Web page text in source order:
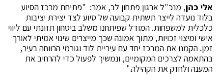
אלי כהן, מנכ"ל ארגון פתחון לב, אמר: "פתיחת מרכז הסיוע
בלוד נועדה לייצר תשתית קבועה של סיוע לצד יצירת יציבות
כלכלית למשפחות. המודל שפיתחנו משלב ביטחון תזונתי עם ליווי
אישי ומיצוי זכויות, מתוך אמונה שכך מייצרים שינוי אמיתי לאורך
זמן. הקמנו את המרכז יחד עם עיריית לוד וגורמי הרווחה בעיר,
בהתאמה לצרכים המקומיים, ונמשיך לפעול כדי להרחיב את
המענה ולחזק את הקהילה."